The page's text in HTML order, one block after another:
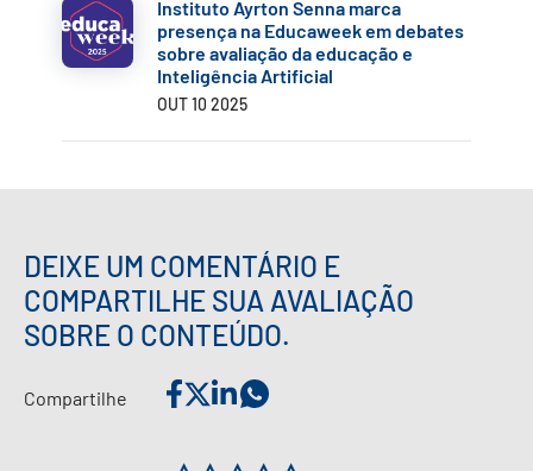
Instituto Ayrton Senna marca
presença na Educaweek em debates
sobre avaliação da educação e
Inteligência Artificial
OUT 10 2025
DEIXE UM COMENTÁRIO E
COMPARTILHE SUA AVALIAÇÃO
SOBRE O CONTEÚDO.
Compartilhe